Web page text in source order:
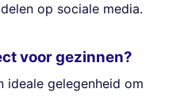
op sociale media.
voor gezinnen?
ideale gelegenheid om